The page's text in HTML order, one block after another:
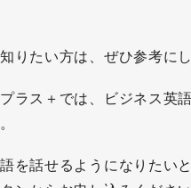
りたい方は、ぜひ参考に
ラス＋では、ビジネス英
を話せるようになりたい